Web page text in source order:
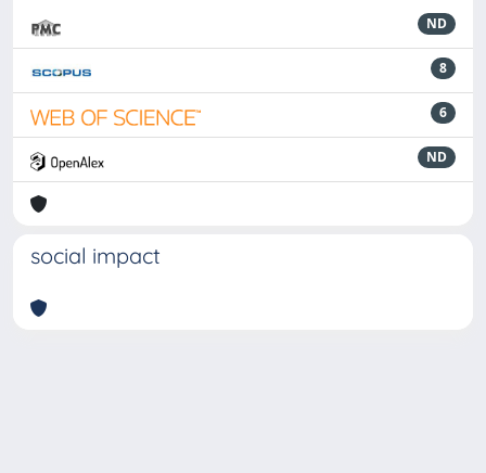
ND
8
6
ND
social impact